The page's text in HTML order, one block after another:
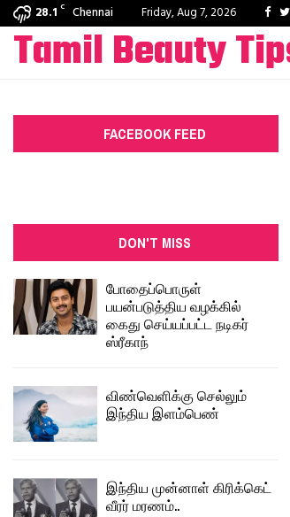
28.1 C Chennai Friday, Aug 7, 2026
Tamil Beauty
FACEBOOK FEED
DON'T MISS
போதைப்பொருள்
பயன்படுத்திய வழக்கில்
கைது செய்யப்பட்ட நடிகர்
ஸ்ரீகாந்
விண்வெளிக்கு செல்லும்
இந்திய இளம்பெண்
இந்திய முன்னாள் கிரிக்கெட்
வீரர் மரணம்..